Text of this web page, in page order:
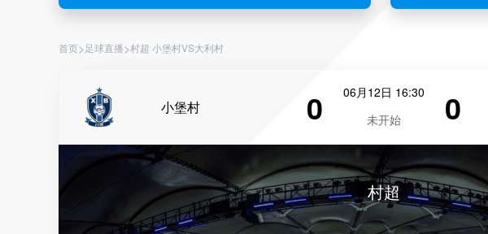
首页> 足球直播>村超 小堡村VS大利村
小堡村 0
06月12日 16:30
未开始
0
村超